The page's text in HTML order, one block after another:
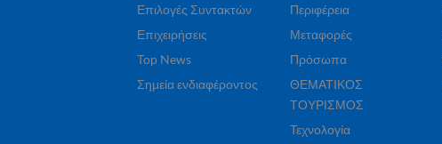
Επιλογές Συντακτών
Επιχειρήσεις
Top News
Σημεία ενδιαφέροντος
Περιφέρεια
Μεταφορές
Πρόσωπα
ΘΕΜΑΤΙΚΟΣ
ΤΟΥΡΙΣΜΟΣ
Τεχνολογία